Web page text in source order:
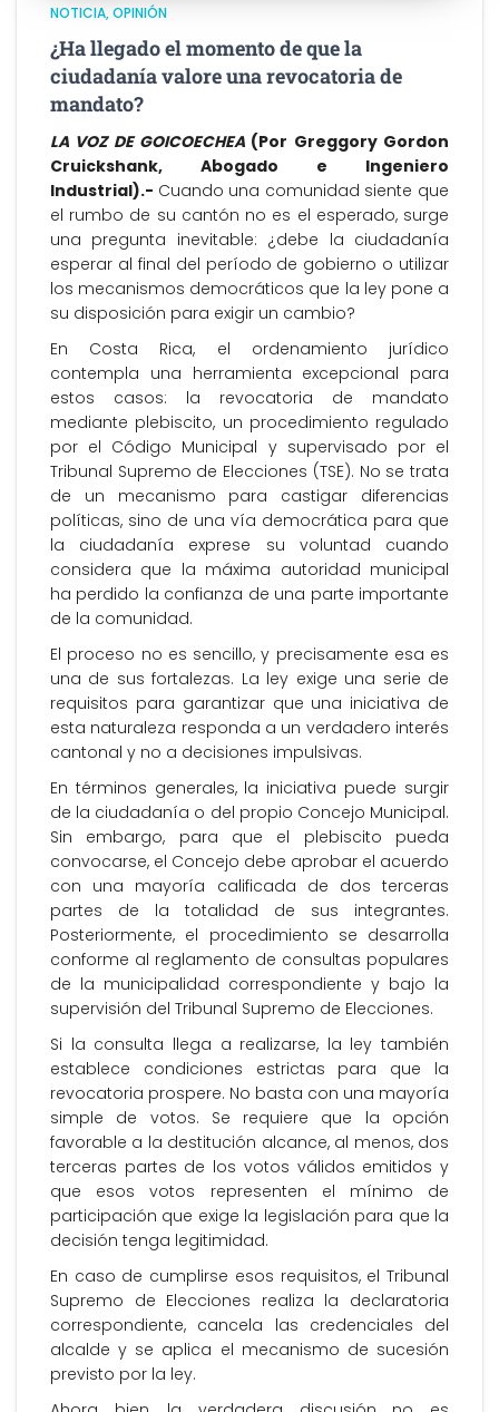
NOTICIA OPINIÓN
¿Ha llegado el momento de que la
ciudadanía valore una revocatoria de
mandato?
LA VOZ DE GOICOECHEA (Por Greggory Gordon
Cruickshank, Abogado e Ingeniero
Industrial).- Cuando una comunidad siente que
el rumbo de su cantón no es el esperado, surge
una pregunta inevitable: ¿debe la ciudadanía
esperar al final del período de gobierno o utilizar
los mecanismos democráticos que la ley pone a
su disposición para exigir un cambio?
En Costa Rica, el ordenamiento jurídico
contempla una herramienta excepcional para
estos casos: la revocatoria de mandato
mediante plebiscito, un procedimiento regulado
por el Código Municipal y supervisado por el
Tribunal Supremo de Elecciones (TSE). No se trata
de un mecanismo para castigar diferencias
políticas, sino de una vía democrática para que
la ciudadanía exprese su voluntad cuando
considera que la máxima autoridad municipal
ha perdido la confianza de una parte importante
de la comunidad.
El proceso no es sencillo, y precisamente esa es
una de sus fortalezas. La ley exige una serie de
requisitos para garantizar que una iniciativa de
esta naturaleza responda a un verdadero interés
cantonal y no a decisiones impulsivas.
En términos generales, la iniciativa puede surgir
de la ciudadanía o del propio Concejo Municipal.
Sin embargo, para que el plebiscito pueda
convocarse, el Concejo debe aprobar el acuerdo
con una mayoría calificada de dos terceras
partes de la totalidad de sus integrantes.
Posteriormente, el procedimiento se desarrolla
conforme al reglamento de consultas populares
de la municipalidad correspondiente y bajo la
supervisión del Tribunal Supremo de Elecciones.
Si la consulta llega a realizarse, la ley también
establece condiciones estrictas para que la
revocatoria prospere. No basta con una mayoría
simple de votos. Se requiere que la opción
favorable a la destitución alcance, al menos, dos
terceras partes de los votos válidos emitidos y
que esos votos representen el mínimo de
participación que exige la legislación para que la
decisión tenga legitimidad.
En caso de cumplirse esos requisitos, el Tribunal
Supremo de Elecciones realiza la declaratoria
correspondiente, cancela las credenciales del
alcalde y se aplica el mecanismo de sucesión
previsto por la ley.